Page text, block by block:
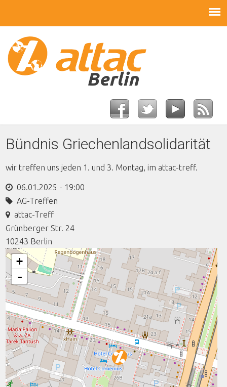
Bündnis Griechenlandsolidarität
wir treffen uns jeden 1. und 3. Montag, im attac-treff.
06.01.2025 - 19:00
AG-Treffen
attac-Treff
Grünberger Str. 24
10243 Berlin
+
-